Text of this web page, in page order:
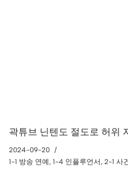
곽튜브 닌텐도 절도로 허위
2024-09-20
1-1 방송 연예, 1-4 인플루언서, 2-1 사